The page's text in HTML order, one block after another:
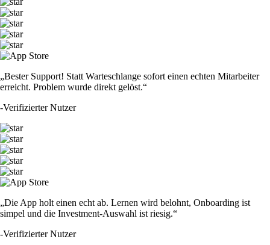
„Bester Support! Statt Warteschlange sofort einen echten Mitarbeiter
erreicht. Problem wurde direkt gelöst.“
-Verifizierter Nutzer
„Die App holt einen echt ab. Lernen wird belohnt, Onboarding ist
simpel und die Investment-Auswahl ist riesig.“
-Verifizierter Nutzer